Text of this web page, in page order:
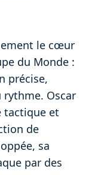
le cœur
du Monde :
précise,
Oscar
tactique et
de
sa
par des